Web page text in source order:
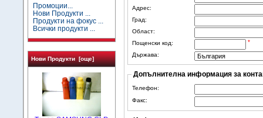
Промоции...
Нови Продукти ...
Продукти на фокус ...
Всички продукти ...
Нови Продукти [още]
Адрес:
Град:
Област:
Пощенски код:
*
Държава:
Допълнителна информация за
Телефон:
Факс: